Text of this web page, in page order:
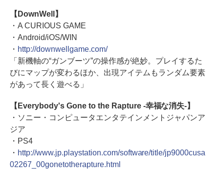
【DownWell】
・A CURIOUS GAME
・Android/iOS/WIN
・ http://downwellgame.com/
「新機軸の“ガンブーツ”の操作感が絶妙。プレイするた
びにマップが変わるほか、出現アイテムもランダム要素
があって長く遊べる」
【Everybody's Gone to the Rapture -幸福な消失-】
・ソニー・コンピュータエンタテインメントジャパンア
ジア
・PS4
・ http://www.jp.playstation.com/software/title/jp9000cusa
02267_00gonetotherapture.html